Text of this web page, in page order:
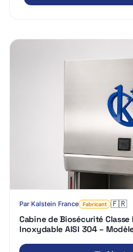
Par Kalstein France Fabricant 🇫🇷
Cabine de Biosécurité Classe
Inoxydable AISI 304 –